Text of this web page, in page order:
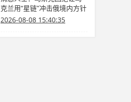
克兰用“星链”冲击俄境内方针
2026-08-08 15:40:35